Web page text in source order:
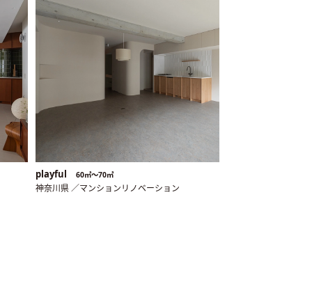
playful 60㎡〜70㎡
神奈川県 ／マンションリノベーション